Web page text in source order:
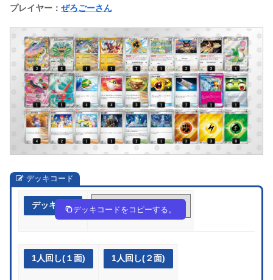
プレイヤー： ぜろごーさん
デッキコード
デッキ作成 p2XpEy-r9aab2-3ySX2p
デッキコードをコピーする。
1人回し(１面) 1人回し(２面)